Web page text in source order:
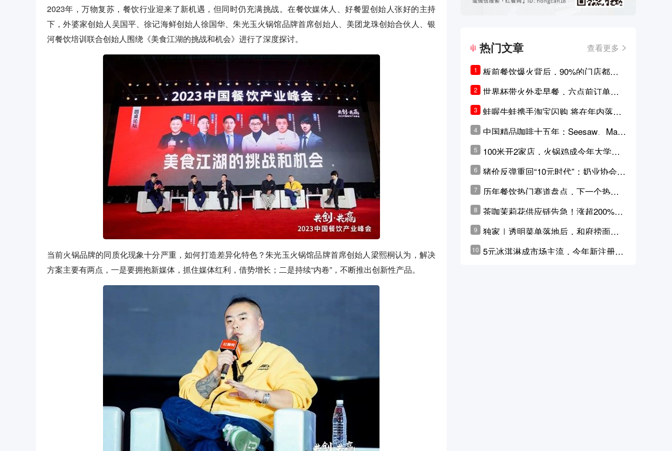
2023年，万物复苏，餐饮行业迎来了新机遇，但同时仍充满挑战。在餐饮媒体人、好餐盟创始人张好的主持
下，外婆家创始人吴国平、徐记海鲜创始人徐国华、朱光玉火锅馆品牌首席创始人、美团龙珠创始合伙人、银
河餐饮培训联合创始人围绕《美食江湖的挑战和机会》进行了深度探讨。
当前火锅品牌的同质化现象十分严重，如何打造差异化特色？朱光玉火锅馆品牌首席创始人梁熙桐认为，解决
方案主要有两点，一是要拥抱新媒体，抓住媒体红利，借势增长；二是持续“内卷”，不断推出创新性产品。
热门文章 查看更多
1
板前餐饮爆火背后，90%的门店都只
是徒有其表的刻意作秀？
2
世界杯带火外卖早餐，六点前订单大
涨超5成，巴西比赛成“早餐带货王”
3
蛙喔牛蛙携手淘宝闪购 将在年内落地3
4
中国精品咖啡十五年：Seesaw、Man
ner、M Stand为何结出了不同的果
实？
5
100米开2家店，火锅鸡成今年大学城
6
猪价反弹重回“10元时代”；奶业协会称
原奶价格现回暖迹象
7
历年餐饮热门赛道盘点，下一个热门
8
茶咖茉莉花供应链告急！涨超200%，
横州花价冲破50元一斤
9
独家｜透明菜单落地后，和府捞面李
学林公布未来10年计划
10 5元冰淇淋成市场主流，今年新注册相